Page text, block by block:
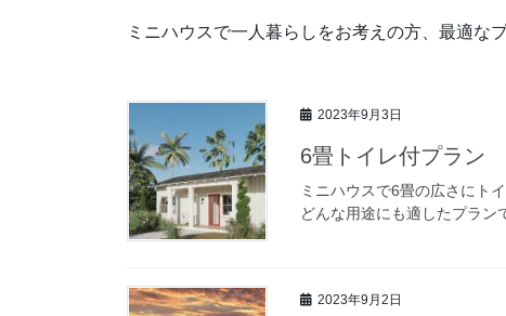
ミニハウスで一人暮らしをお考えの方、最適な
2023年9月3日
6畳トイレ付プラン
ミニハウスで6畳の広さにト
どんな用途にも適したプラン
2023年9月2日